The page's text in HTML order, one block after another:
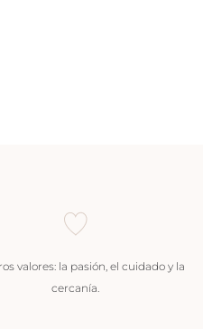
valores: la pasión, el cuidado y la
cercanía.